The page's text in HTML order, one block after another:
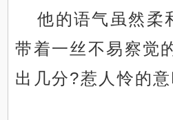
他的语气虽然柔
带着一丝不易察觉
出几分?惹人怜的意